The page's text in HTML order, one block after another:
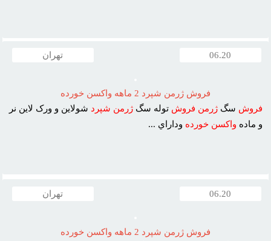
06.20 تهران
فروش ژرمن شپرد 2 ماهه واکسن خورده
فروش سگژرمن فروش توله سگژرمن شپرد شولاين و ورک لاين نر
و ماده واکسن خورده وداراي ...
06.20 تهران
فروش ژرمن شپرد 2 ماهه واکسن خورده